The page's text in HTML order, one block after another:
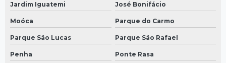
Jardim Iguatemi José Bonifácio
Moóca Parque do Carmo
Parque São Lucas Parque São Rafael
Penha Ponte Rasa